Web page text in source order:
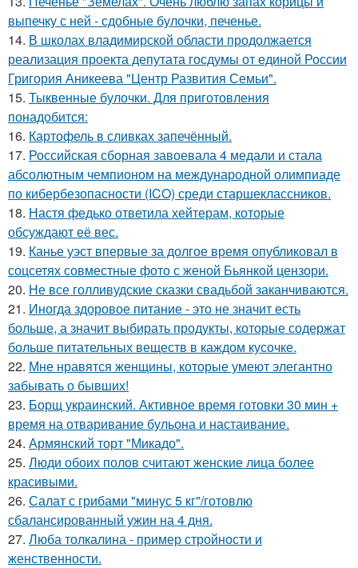
выпечку с ней - сдобные булочки, печенье.
14. В школах владимирской области продолжается
реализация проекта депутата госдумы от единой России
Григория Аникеева "Центр Развития Семьи".
15. Тыквенные булочки. Для приготовления
понадобится:
16. Картофель в сливках запечённый.
17. Российская сборная завоевала 4 медали и стала
абсолютным чемпионом на международной олимпиаде
по кибербезопасности (ICO) среди старшеклассников.
18. Настя федько ответила хейтерам, которые
обсуждают её вес.
19. Канье уэст впервые за долгое время опубликовал в
соцсетях совместные фото с женой Бьянкой цензори.
20. Не все голливудские сказки свадьбой заканчиваются.
21. Иногда здоровое питание - это не значит есть
больше, а значит выбирать продукты, которые содержат
больше питательных веществ в каждом кусочке.
22. Мне нравятся женщины, которые умеют элегантно
забывать о бывших!
23. Борщ украинский. Активное время готовки 30 мин +
время на отваривание бульона и настаивание.
24. Армянский торт "Микадо".
25. Люди обоих полов считают женские лица более
красивыми.
26. Салат с грибами "минус 5 кг"/готовлю
сбалансированный ужин на 4 дня.
27. Люба толкалина - пример стройности и
женственности.